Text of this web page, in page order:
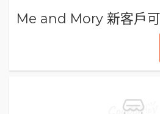
Me and Mory 新客戶